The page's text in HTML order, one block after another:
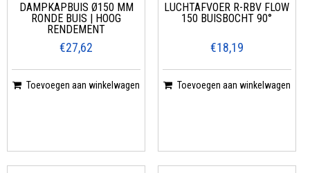
DAMPKAPBUIS Ø150 MM
RONDE BUIS | HOOG
RENDEMENT
€27,62
Toevoegen aan winkelwagen
LUCHTAFVOER R-RBV FLOW
150 BUISBOCHT 90°
€18,19
Toevoegen aan winkelwagen